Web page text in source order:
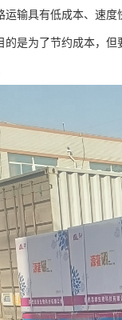
运输具有低成本、速
的是为了节约成本，